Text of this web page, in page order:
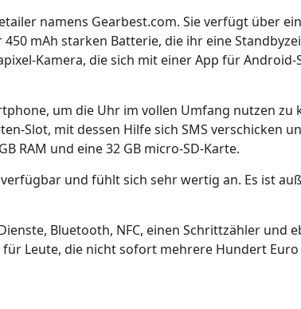
namens Gearbest.com. Sie verfügt über
mAh starken Batterie, die ihr eine
Kamera, die sich mit einer App für
um die Uhr im vollen Umfang nutzen zu
Slot, mit dessen Hilfe sich SMS verschicken
RAM und eine 32 GB micro-SD-Karte.
und fühlt sich sehr wertig an. Es ist
Bluetooth, NFC, einen Schrittzähler und
Leute, die nicht sofort mehrere Hundert